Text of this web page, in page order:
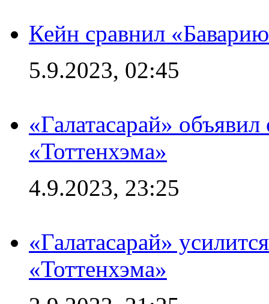
Кейн сравнил
5.9.2023, 02:45
«Галатасарай»
«Тоттенхэма»
4.9.2023, 23:25
«Галатасарай»
«Тоттенхэма»